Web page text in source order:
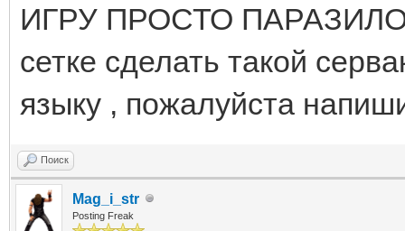
ИГРУ ПРОСТО
сетке сделать такой
языку , пожалуйста
Поиск
Mag_i_str
Posting Freak